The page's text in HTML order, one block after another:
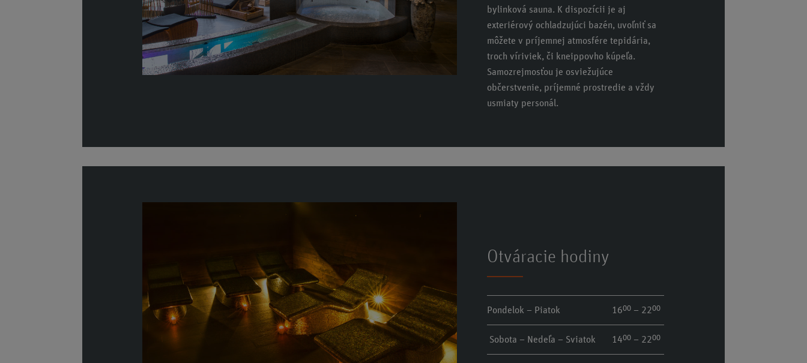
bylinková sauna. K dispozícii je aj
exteriérový ochladzujúci bazén, uvoľniť sa
môžete v príjemnej atmosfére tepidária,
troch víriviek, či kneippovho kúpeľa.
Samozrejmosťou je osviežujúce
občerstvenie, príjemné prostredie a vždy
usmiaty personál.
Otváracie hodiny
Pondelok – Piatok 1600 – 2200
Sobota – Nedeľa – Sviatok 1400 – 2200